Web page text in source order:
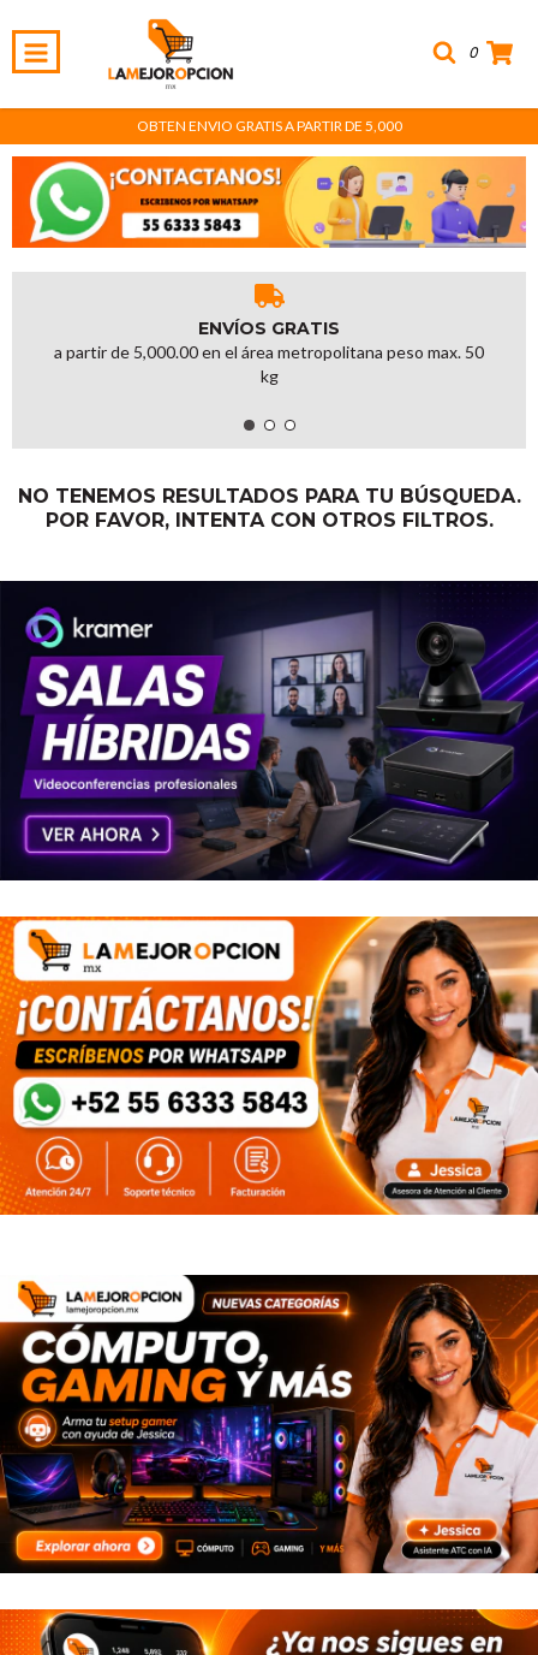
0
OBTEN ENVIO GRATIS A PARTIR DE 5,000
ENVÍOS GRATIS
a partir de 5,000.00 en el área metropolitana peso max. 50
kg
NO TENEMOS RESULTADOS PARA TU BÚSQUEDA.
POR FAVOR, INTENTA CON OTROS FILTROS.